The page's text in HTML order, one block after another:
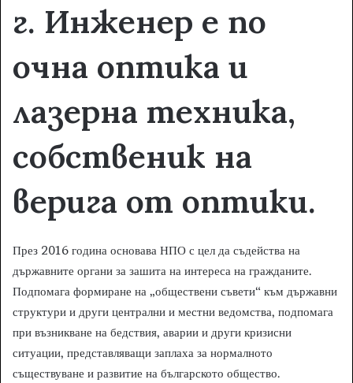
г. Инженер е по
очна оптика и
лазерна техника,
собственик на
верига от оптики.
През 2016 година основава НПО с цел да съдейства на
държавните органи за зашита на интереса на гражданите.
Подпомага формиране на „обществени съвети“ към държавни
структури и други централни и местни ведомства, подпомага
при възникване на бедствия, аварии и други кризисни
ситуации, представляващи заплаха за нормалното
съществуване и развитие на българското общество.